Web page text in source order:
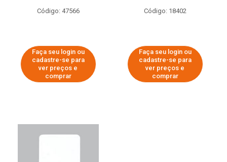
Código: 47566
Faça seu login ou
cadastre-se para
ver preços e
comprar
Código: 18402
Faça seu login ou
cadastre-se para
ver preços e
comprar